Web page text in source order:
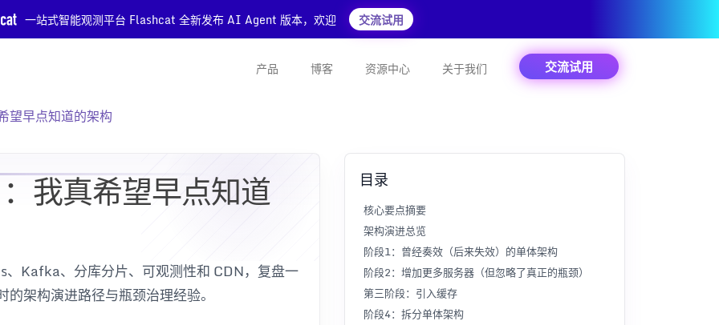
一站式智能观测平台 Flashcat 全新发布 AI Agent 版本，欢迎 交流试用
产品 博客 资源中心 关于我们 交流试用
望早点知道的架构
我真希望早点知道
Kafka、分库分片、可观测性和 CDN，复盘一
架构演进路径与瓶颈治理经验。
目录
核心要点摘要
架构演进总览
阶段1：曾经奏效（后来失效）的单体架构
阶段2：增加更多服务器（但忽略了真正的瓶颈）
第三阶段：引入缓存
阶段4：拆分单体架构